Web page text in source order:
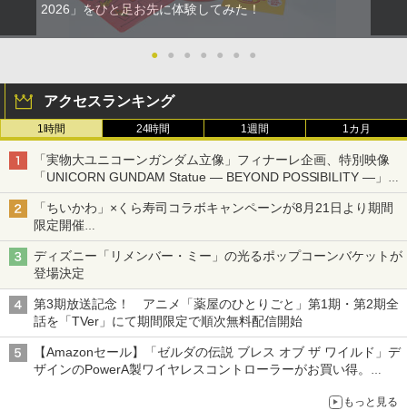
2026」をひと足お先に体験してみた！
● ● ● ● ● ● ●
アクセスランキング
1時間 24時間 1週間 1カ月
「実物大ユニコーンガンダム立像」フィナーレ企画、特別映像
「UNICORN GUNDAM Statue ― BEYOND POSSIBILITY ―」が
8月22日から10日間限定で上映
「ちいかわ」×くら寿司コラボキャンペーンが8月21日より期間
限定開催
オリジナルの湯呑みや寿司皿が景品に登場！
ディズニー「リメンバー・ミー」の光るポップコーンバケットが
登場決定
第3期放送記念！ アニメ「薬屋のひとりごと」第1期・第2期全
話を「TVer」にて期間限定で順次無料配信開始
【Amazonセール】「ゼルダの伝説 ブレス オブ ザ ワイルド」デ
ザインのPowerA製ワイヤレスコントローラーがお買い得。
もっと見る